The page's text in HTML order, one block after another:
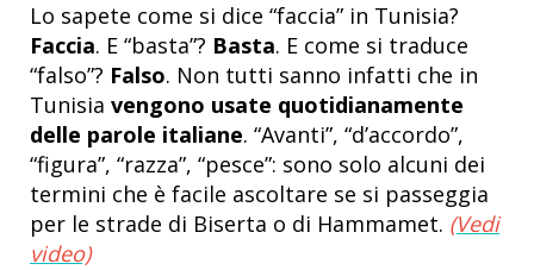
Lo sapete come si dice “faccia” in Tunisia?
Faccia. E “basta”? Basta. E come si traduce
“falso”? Falso. Non tutti sanno infatti che in
Tunisia vengono usate quotidianamente
delle parole italiane. “Avanti”, “d’accordo”,
“figura”, “razza”, “pesce”: sono solo alcuni dei
termini che è facile ascoltare se si passeggia
per le strade di Biserta o di Hammamet. (Vedi
video)